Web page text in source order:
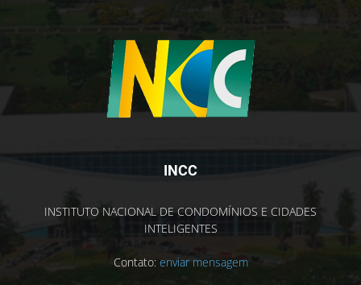
INCC
INSTITUTO NACIONAL DE CONDOMÍNIOS E CIDADES
INTELIGENTES
Contato: enviar mensagem